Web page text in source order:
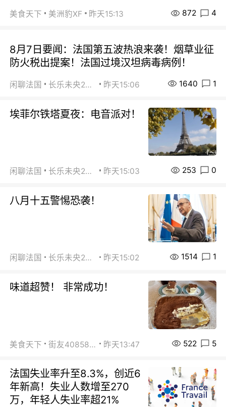
美食天下 美洲豹XF 昨天15:13 872 4
8月7日要闻：法国第五波热浪来袭！烟草业征
防火税出提案！法国过境汉坦病毒病例！
闲聊法国 长乐未央2015 昨天15:06 1640 1
埃菲尔铁塔夏夜：电音派对！
闲聊法国 长乐未央2015 昨天15:03 253 0
八月十五警惕恐袭！
闲聊法国 长乐未央2015 昨天15:02 1514 1
味道超赞！ 非常成功！
美食天下 街友40858442 昨天13:47 522 5
法国失业率升至8.3%，创近6
年新高！失业人数增至270
万，年轻人失业率超21%